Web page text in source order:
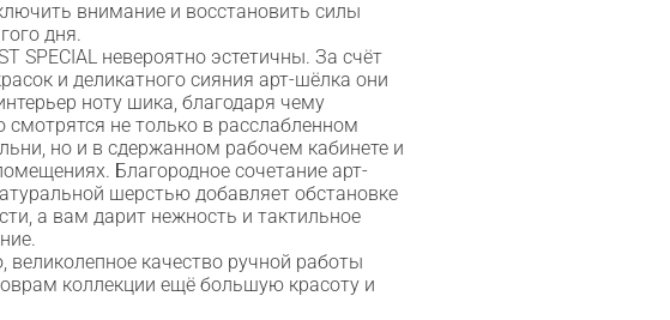
внимание и восстановить силы
дня.
SPECIAL невероятно эстетичны. За счёт
и деликатного сияния арт-шёлка они
ноту шика, благодаря чему
смотрятся не только в расслабленном
но и в сдержанном рабочем кабинете и
Благородное сочетание арт-
шерстью добавляет обстановке
а вам дарит нежность и тактильное
великолепное качество ручной работы
коллекции ещё большую красоту и